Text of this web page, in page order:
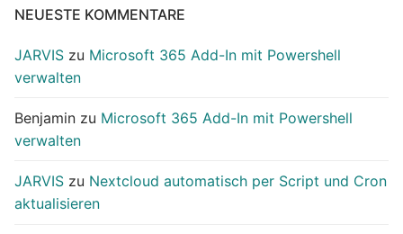
NEUESTE KOMMENTARE
JARVIS zu Microsoft 365 Add-In mit Powershell
verwalten
Benjamin zu Microsoft 365 Add-In mit Powershell
verwalten
JARVIS zu Nextcloud automatisch per Script und Cron
aktualisieren